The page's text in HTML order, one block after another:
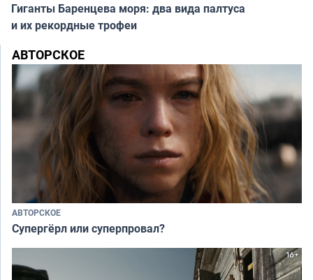
Гиганты Баренцева моря: два вида палтуса
и их рекордные трофеи
АВТОРСКОЕ
АВТОРСКОЕ
Супергёрл или суперпровал?